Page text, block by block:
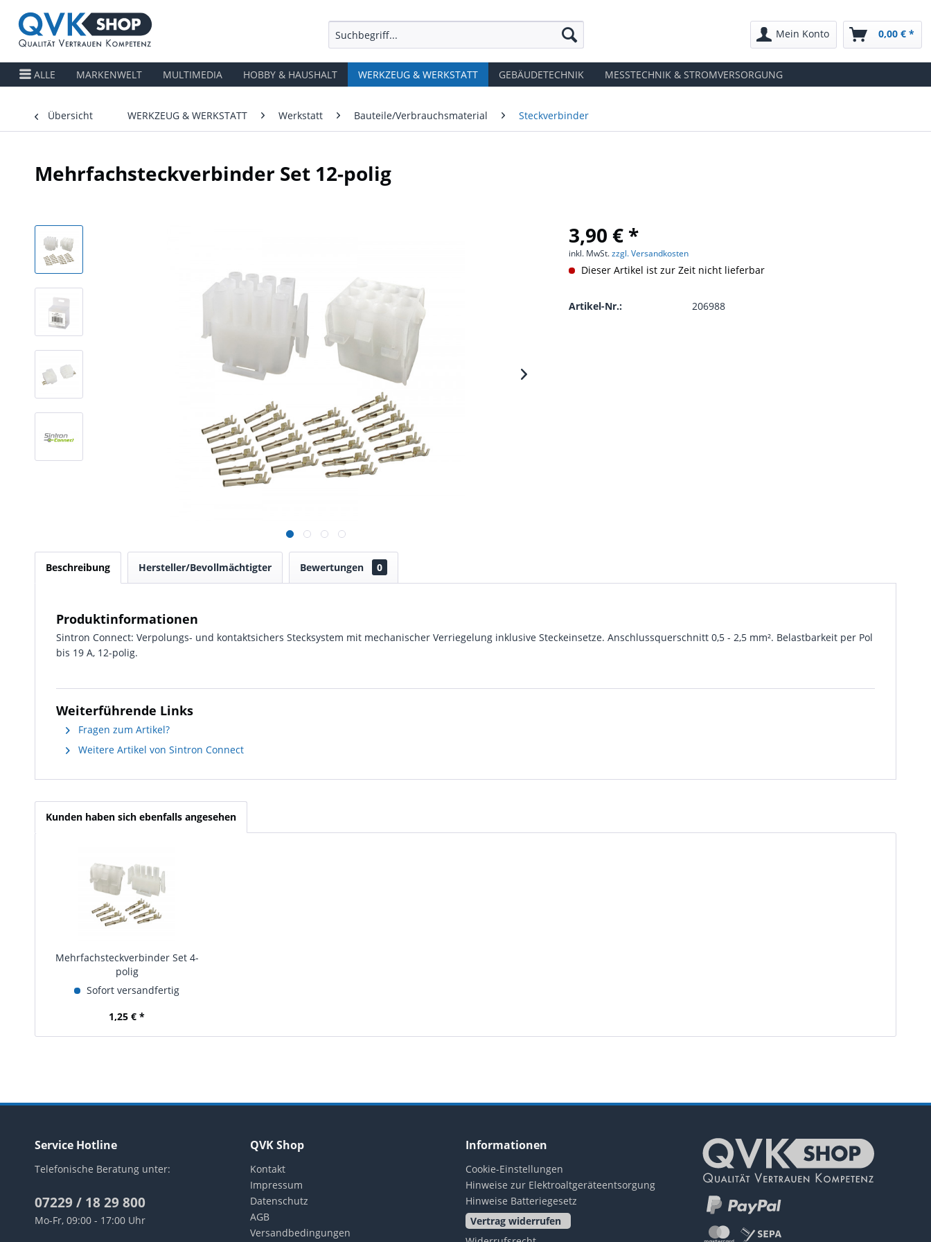
Mein Konto 0,00 € *
ALLE MARKENWELT MULTIMEDIA HOBBY & HAUSHALT WERKZEUG & WERKSTATT GEBÄUDETECHNIK MESSTECHNIK & STROMVERSORGUNG
Übersicht WERKZEUG & WERKSTATT Werkstatt Bauteile/Verbrauchsmaterial Steckverbinder
Mehrfachsteckverbinder Set 12-polig
3,90 € *
inkl. MwSt.zzgl. Versandkosten
Dieser Artikel ist zur Zeit nicht lieferbar
Artikel-Nr.: 206988
Beschreibung Hersteller/Bevollmächtigter Bewertungen 0
Produktinformationen
Sintron Connect: Verpolungs- und kontaktsichers Stecksystem mit mechanischer Verriegelung inklusive Steckeinsetze. Anschlussquerschnitt 0,5 - 2,5 mm². Belastbarkeit per Pol
bis 19 A, 12-polig.
Weiterführende Links
Fragen zum Artikel?
Weitere Artikel von Sintron Connect
Kunden haben sich ebenfalls angesehen
Mehrfachsteckverbinder Set 4-
polig
Sofort versandfertig
1,25 € *
Service Hotline
Telefonische Beratung unter:
07229 / 18 29 800
Mo-Fr, 09:00 - 17:00 Uhr
QVK Shop
Kontakt
Impressum
Datenschutz
AGB
Versandbedingungen
Informationen
Cookie-Einstellungen
Hinweise zur Elektroaltgeräteentsorgung
Hinweise Batteriegesetz
Vertrag widerrufen